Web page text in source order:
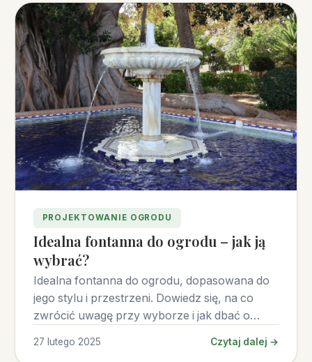
PROJEKTOWANIE OGRODU
Idealna fontanna do ogrodu – jak ją
wybrać?
Idealna fontanna do ogrodu, dopasowana do
jego stylu i przestrzeni. Dowiedz się, na co
zwrócić uwagę przy wyborze i jak dbać o
27 lutego 2025 Czytaj dalej →